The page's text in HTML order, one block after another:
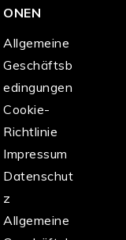
ONEN
Allgemeine
Geschäftsb
edingungen
Cookie-
Richtlinie
Impressum
Datenschut
z
Allgemeine